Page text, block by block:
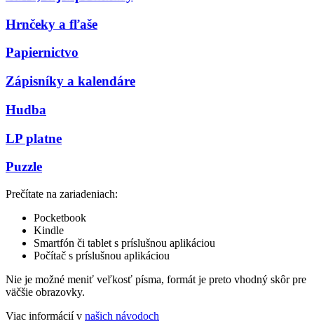
Hrnčeky a fľaše
Papiernictvo
Zápisníky a kalendáre
Hudba
LP platne
Puzzle
Prečítate na zariadeniach:
Pocketbook
Kindle
Smartfón či tablet s príslušnou aplikáciou
Počítač s príslušnou aplikáciou
Nie je možné meniť veľkosť písma, formát je preto vhodný skôr pre
väčšie obrazovky.
Viac informácií v našich návodoch